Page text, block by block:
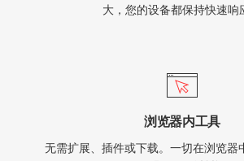
大，您的设备都保持快速响
浏览器内工具
无需扩展、插件或下载。一切在浏览